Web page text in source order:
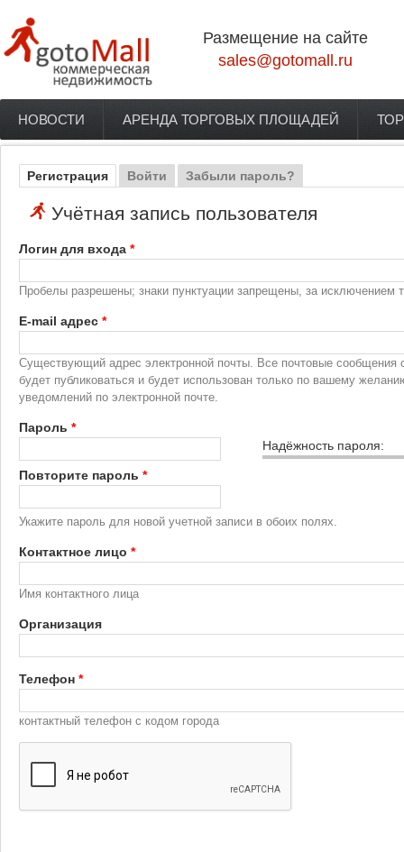
Размещение на сайте
sales@gotomall.ru
Главное меню
НОВОСТИ АРЕНДА ТОРГОВЫХ ПЛОЩАДЕЙ
Главные вкладки
Регистрация (активная вкладка)
Войти Забыли пароль?
Учётная запись пользователя
Логин для входа *
Пробелы разрешены; знаки пунктуации запрещены, за исключением
E-mail адрес *
Существующий адрес электронной почты. Все почтовые сообщения
будет публиковаться и будет использован только по вашему
уведомлений по электронной почте.
Надёжность пароля:
Пароль *
Повторите пароль *
Укажите пароль для новой учетной записи в обоих полях.
Контактное лицо *
Имя контактного лица
Организация
Телефон *
контактный телефон с кодом города